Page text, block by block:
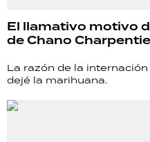
El llamativo motivo
de Chano
La razón de la
dejé la marihuana.